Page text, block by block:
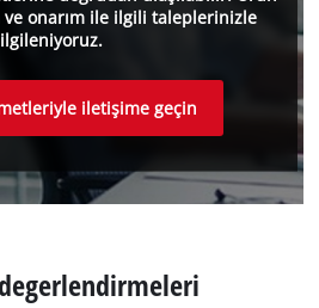
onarım ile ilgili taleplerinizle
ilgileniyoruz.
iletişime geçin